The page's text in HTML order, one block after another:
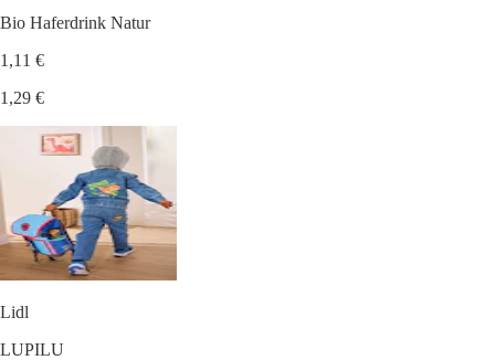
Bio Haferdrink Natur
1,11 €
1,29 €
Lidl
LUPILU